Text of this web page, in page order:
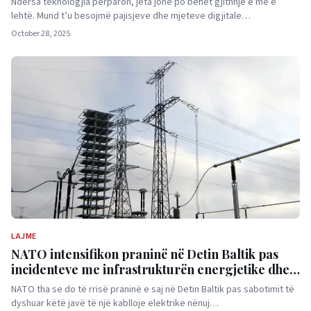
lehtë. Mund t’u besojmë pajisjeve dhe mjeteve digjitale…
October 28, 2025
LAJME
NATO intensifikon praninë në Detin Baltik pas
incidenteve me infrastrukturën energjetike dhe
kabllot e internetit
NATO tha se do të rrisë praninë e saj në Detin Baltik pas sabotimit të
dyshuar këtë javë të një kablloje elektrike nënuj…